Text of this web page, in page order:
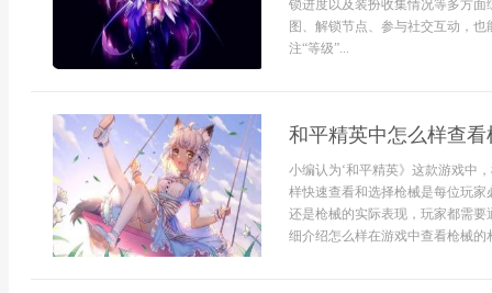
锁进度以及装扮收集情况等多方
图、解锁节点、参与社交互动，
注“等级”...
和平精英中怎么样查看
小编认为‘和平精英》这款游戏中
样快速查看和选择枪械是每位玩
还是枪械的实际表现，玩家都需
细介绍怎么样在游戏中查看枪械的